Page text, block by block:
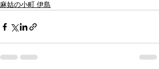
麻姑の小町 伊島